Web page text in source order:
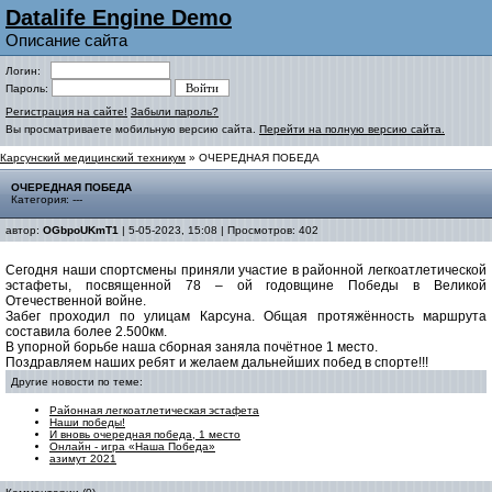
Datalife Engine Demo
Описание сайта
Логин:
Пароль:
Регистрация на сайте! Забыли пароль?
Вы просматриваете мобильную версию сайта. Перейти на полную версию сайта.
Карсунский медицинский техникум » ОЧЕРЕДНАЯ ПОБЕДА
ОЧЕРЕДНАЯ ПОБЕДА
Категория: ---
автор: OGbpoUKmT1 | 5-05-2023, 15:08 | Просмотров: 402
Сегодня наши спортсмены приняли участие в районной легкоатлетической
эстафеты, посвященной 78 – ой годовщине Победы в Великой
Отечественной войне.
Забег проходил по улицам Карсуна. Общая протяжённость маршрута
составила более 2.500км.
В упорной борьбе наша сборная заняла почётное 1 место.
Поздравляем наших ребят и желаем дальнейших побед в спорте!!!
Другие новости по теме:
Районная легкоатлетическая эстафета
Наши победы!
И вновь очередная победа, 1 место
Онлайн - игра «Наша Победа»
азимут 2021